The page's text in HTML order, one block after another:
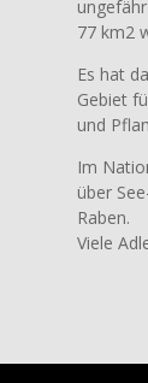
ungefähr
77 km2
Es hat
Gebiet
und
Im
über
Raben.
Viele